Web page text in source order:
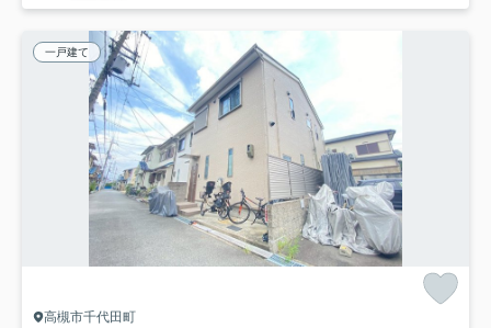
一戸建て
高槻市千代田町